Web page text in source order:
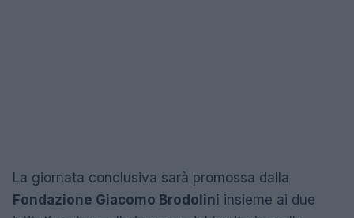
La giornata conclusiva sarà promossa dalla
Fondazione Giacomo Brodolini insieme ai due